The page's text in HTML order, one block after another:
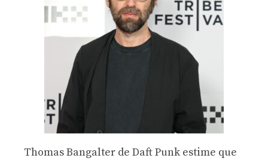
Thomas Bangalter de Daft Punk estime que